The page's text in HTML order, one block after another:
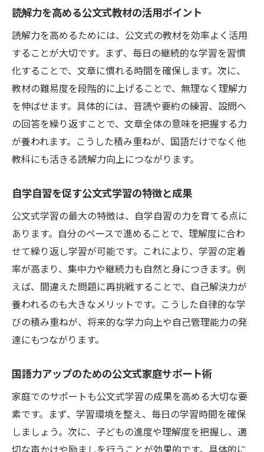
読解力を高める公文式教材の活用ポイント
読解力を高めるためには、公文式の教材を効率よく活用
することが大切です。まず、毎日の継続的な学習を習慣
化することで、文章に慣れる時間を確保します。次に、
教材の難易度を段階的に上げることで、無理なく理解力
を伸ばせます。具体的には、音読や要約の練習、設問へ
の回答を繰り返すことで、文章全体の意味を把握する力
が養われます。こうした積み重ねが、国語だけでなく他
教科にも活きる読解力向上につながります。
自学自習を促す公文式学習の特徴と成果
公文式学習の最大の特徴は、自学自習の力を育てる点に
あります。自分のペースで進めることで、理解度に合わ
せて繰り返し学習が可能です。これにより、学習の定着
率が高まり、集中力や継続力も自然と身につきます。例
えば、間違えた問題に再挑戦することで、自己解決力が
養われるのも大きなメリットです。こうした自律的な学
びの積み重ねが、将来的な学力向上や自己管理能力の発
達にもつながります。
国語力アップのための公文式家庭サポート術
家庭でのサポートも公文式学習の成果を高める大切な要
素です。まず、学習環境を整え、毎日の学習時間を確保
しましょう。次に、子どもの進度や理解度を把握し、適
切な声かけや励ましを行うことが効果的です。具体的に